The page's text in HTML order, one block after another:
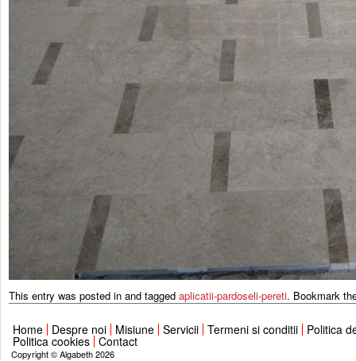
This entry was posted in and tagged aplicatii-pardoseli-pereti. Bookmark
Home Despre noi Misiune Servicii Termeni si conditii Politica
Politica cookies Contact
Copyright © Algabeth 2026